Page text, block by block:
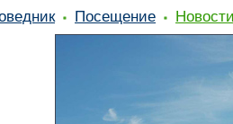
Посещение